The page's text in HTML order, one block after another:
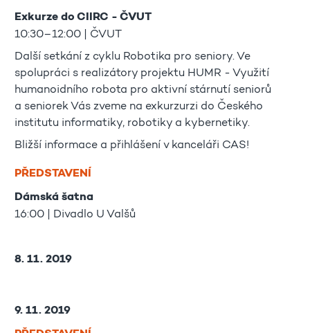
Exkurze do CIIRC - ČVUT
10:30–12:00 | ČVUT
Další setkání z cyklu Robotika pro seniory. Ve
spolupráci s realizátory projektu HUMR - Využití
humanoidního robota pro aktivní stárnutí seniorů
a seniorek Vás zveme na exkurzurzi do Českého
institutu informatiky, robotiky a kybernetiky.
Bližší informace a přihlášení v kanceláři CAS!
PŘEDSTAVENÍ
Dámská šatna
16:00 | Divadlo U Valšů
8. 11. 2019
9. 11. 2019